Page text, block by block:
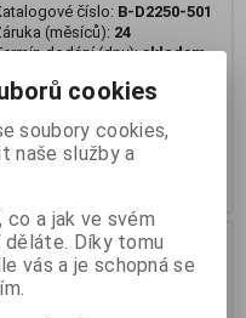
číslo: B-D2250-501
(měsíců): 24
dodání (dny):skladem
dětská kotníková barefoot obuv
455 Kč
cookies
soubory cookies,
naše služby a
co a jak ve svém
děláte. Díky tomu
vás a je schopná se